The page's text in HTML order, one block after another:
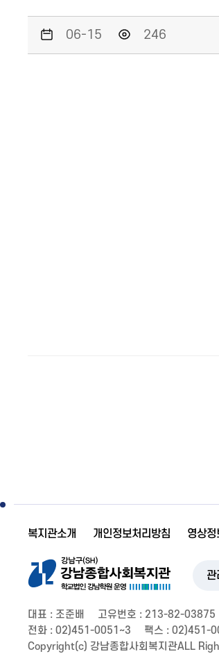
06-15 246
복지관소개 개인정보처리방침 영상정
관
대표 : 조준배 고유번호 : 213-82-03875
전화 : 02)451-0051~3
팩스 : 02)451-
Copyright(c) 강남종합사회복지관ALL